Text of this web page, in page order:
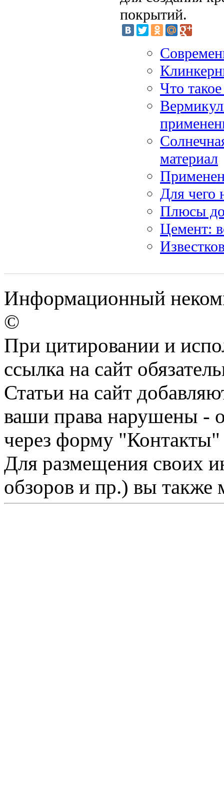
покрытий.
Что
материал
Для чего
Плюсы
Цемент:
Информационный
©
При цитировании и
ссылка на сайт
Статьи на сайт
ваши права нарушены -
через форму "Контакты"
Для размещения своих
обзоров и пр.) вы также